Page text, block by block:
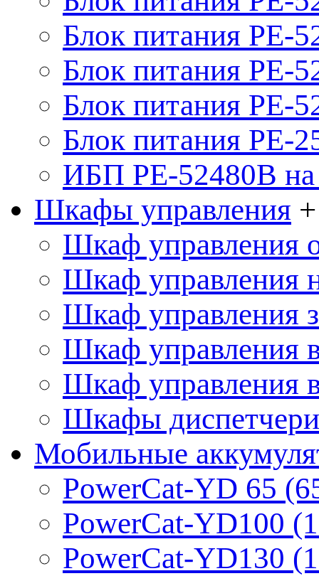
Блок питания PE-
Блок питания PE-
Блок питания PE-
Блок питания PE-
ИБП PE-52480B
Шкафы управления +
Шкаф управления
Шкаф управления
Шкаф управления
Шкаф управления
Шкаф управления
Шкафы
Мобильные
PowerCat-YD 65
PowerCat-YD100
PowerCat-YD130